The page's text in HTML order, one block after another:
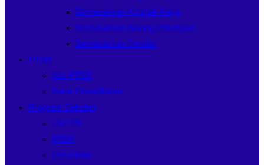
Berdasarkan Kontrak Kerja
Berdasarkan Bidang Pekerjaan
Berdasarkan Gender
PTSB
Info PTSB
Form Pendaftaran
Program Sekolah
LSP P1
P5BK
Pesantren